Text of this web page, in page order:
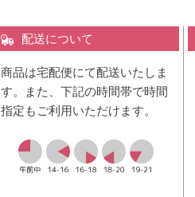
配送について
商品は宅配便にて配送いたしま
す。また、下記の時間帯で時間
指定もご利用いただけます。